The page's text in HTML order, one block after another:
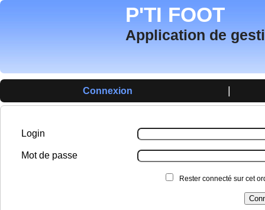
P'TI FOOT
Application de
Connexion
Login
Mot de passe
Rester connecté sur cet